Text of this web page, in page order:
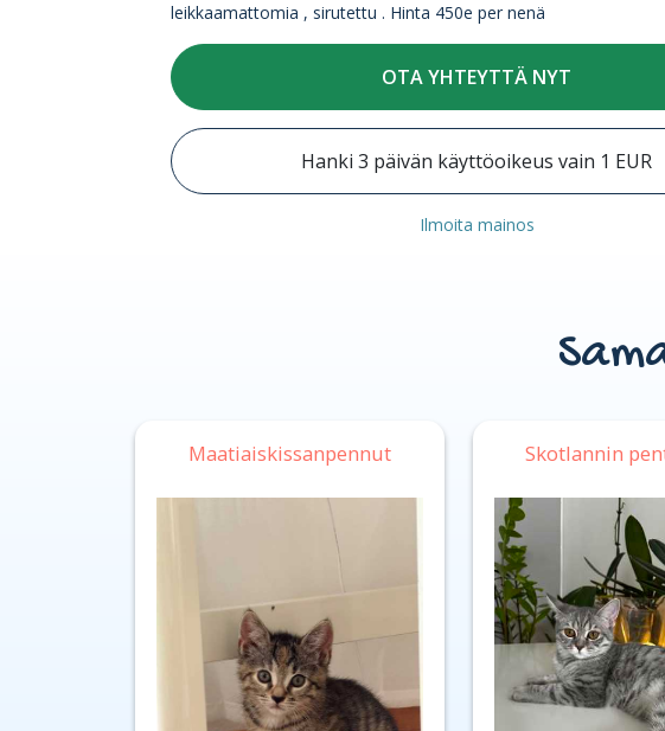
leikkaamattomia , sirutettu . Hinta 450e per nenä
OTA YHTEYTTÄ NYT
Hanki 3 päivän käyttöoikeus vain 1 EUR
Ilmoita mainos
Maatiaiskissanpennut Skotlannin